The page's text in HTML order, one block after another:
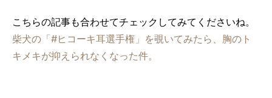
こちらの記事も合わせてチェックしてみてくださいね。
柴犬の「#ヒコーキ耳選手権」を覗いてみたら、胸のト
キメキが抑えられなくなった件。